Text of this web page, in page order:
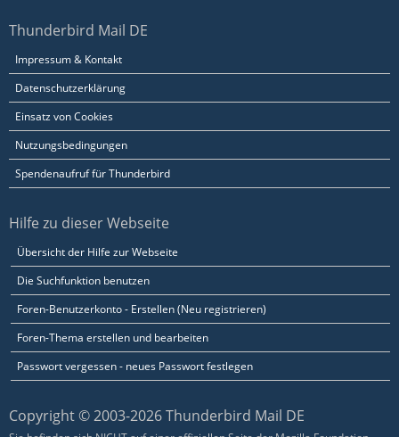
Thunderbird Mail DE
Impressum & Kontakt
Datenschutzerklärung
Einsatz von Cookies
Nutzungsbedingungen
Spendenaufruf für Thunderbird
Hilfe zu dieser Webseite
Übersicht der Hilfe zur Webseite
Die Suchfunktion benutzen
Foren-Benutzerkonto - Erstellen (Neu registrieren)
Foren-Thema erstellen und bearbeiten
Passwort vergessen - neues Passwort festlegen
Copyright © 2003-2026 Thunderbird Mail DE